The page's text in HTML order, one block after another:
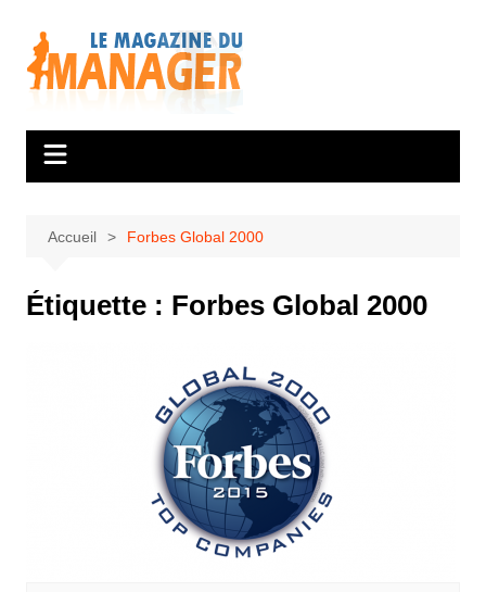
contenu
Accueil Forbes Global 2000
Étiquette : Forbes Global 2000